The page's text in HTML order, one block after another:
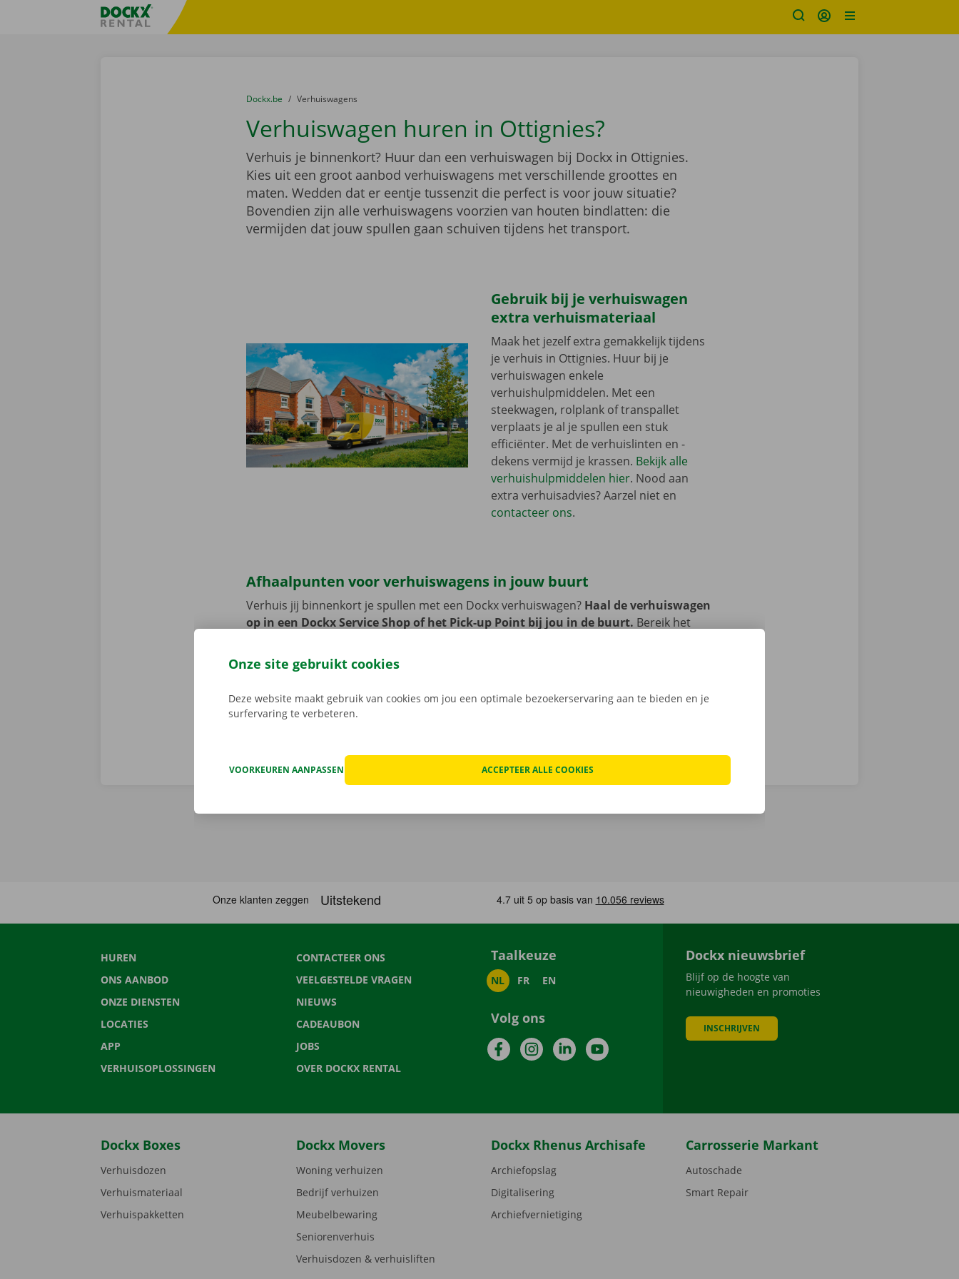
Taalselectie overslaanFratello DEMO
U bevindt zich hier:
van
Dockx.be naar
Verhuiswagens
Verhuiswagen huren in Ottignies?
Verhuis je binnenkort? Huur dan een verhuiswagen bij Dockx in Ottignies.
Kies uit een groot aanbod verhuiswagens met verschillende groottes en
maten. Wedden dat er eentje tussenzit die perfect is voor jouw situatie?
Bovendien zijn alle verhuiswagens voorzien van houten bindlatten: die
vermijden dat jouw spullen gaan schuiven tijdens het transport.
Gebruik bij je verhuiswagen
extra verhuismateriaal
Maak het jezelf extra gemakkelijk tijdens
je verhuis in Ottignies. Huur bij je
verhuiswagen enkele
verhuishulpmiddelen. Met een
steekwagen, rolplank of transpallet
verplaats je al je spullen een stuk
efficiënter. Met de verhuislinten en -
dekens vermijd je krassen. Bekijk alle
verhuishulpmiddelen hier. Nood aan
extra verhuisadvies? Aarzel niet en
contacteer ons.
Afhaalpunten voor verhuiswagens in jouw buurt
Verhuis jij binnenkort je spullen met een Dockx verhuiswagen? Haal de verhuiswagen
op in een Dockx Service Shop of het Pick-up Point bij jou in de buurt. Bereik het
komen? Gebruik dan de voorziene parkeermogelijkheden aan ons terrein tijdens de
huurtermijn.
HUREN
ONS AANBOD
ONZE DIENSTEN
LOCATIES
APP
VERHUISOPLOSSINGEN
CONTACTEER ONS
VEELGESTELDE VRAGEN
NIEUWS
CADEAUBON
JOBS
OVER DOCKX RENTAL
Taalkeuze
NL FR EN
Volg ons
FacebookInstagramLinkedInYouTube
Dockx nieuwsbrief
Blijf op de hoogte van
nieuwigheden en promoties
INSCHRIJVEN
Dockx Boxes
Verhuisdozen
Verhuismateriaal
Verhuispakketten
Dockx Movers
Woning verhuizen
Bedrijf verhuizen
Meubelbewaring
Seniorenverhuis
Verhuisdozen & verhuisliften
Dockx Rhenus Archisafe
Archiefopslag
Digitalisering
Archiefvernietiging
Carrosserie Markant
Autoschade
Smart Repair
Onze site gebruikt cookies
Deze website maakt gebruik van cookies om jou een optimale bezoekerservaring aan te bieden en je
surfervaring te verbeteren.
VOORKEUREN AANPASSEN ACCEPTEER ALLE COOKIES